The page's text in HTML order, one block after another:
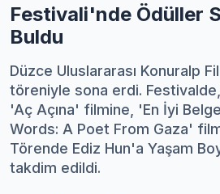
Festivali'nde Ödüller
Buldu
Düzce Uluslararası Konuralp
töreniyle sona erdi.
'Aç Açına' filmine, 'En İyi
Words: A Poet From Gaza'
Törende Ediz Hun'a Yaşam
takdim edildi.